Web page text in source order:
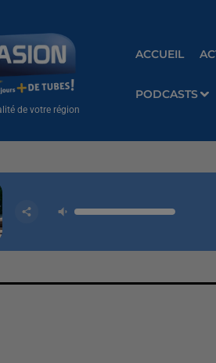
de votre région
ACCUEIL
PODCASTS